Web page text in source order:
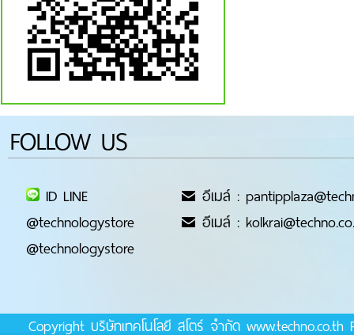
FOLLOW US
ID LINE
@technologystore
@technologystore
อีเมล์ :
อีเมล์ :
Copyright บริษัทเทคโนโลยี สโตร์ จำกัด